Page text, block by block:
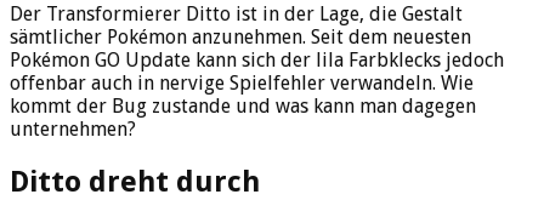
Der Transformierer Ditto ist in der Lage, die Gestalt
sämtlicher Pokémon anzunehmen. Seit dem neuesten
Pokémon GO Update kann sich der lila Farbklecks jedoch
offenbar auch in nervige Spielfehler verwandeln. Wie
kommt der Bug zustande und was kann man dagegen
unternehmen?
Ditto dreht durch